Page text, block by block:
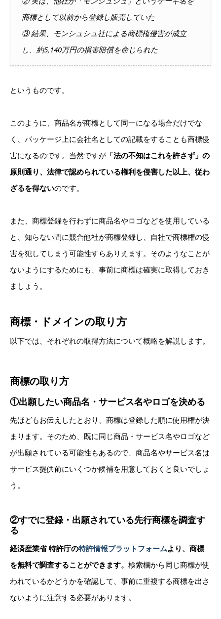
商標として以前から登録し販売していた
③ 結果、モンシュシュ社による商標権侵害が成立
し、約5,140万円の損害賠償を命じられた
というものです。
このように、商品名が商標として同一になる場合だけでな
く、パッケージ上に会社名としての記載をすることも商標侵
害になるのです。当然ですが 「法の不知はこれを許さず」の
原則通り、法律で認められている権利を侵害した以上、従わ
ざるを得ないのです。
また、商標登録を行わずに商品名やロゴなどを使用している
と、知らない間に競合他社が商標登録し、自社で商標権の侵
害を犯してしまう可能性すらありえます。そのようなことが
ないようにするためにも、事前に商標は確実に取得しておき
ましょう。
商標・ドメインの取り方
以下では、それぞれの取得方法について概略を解説します。
商標の取り方
①出願したい商品名・サービス名やロゴを決める
先ほどもお伝えしたとおり、商標は登録した順に使用権が決
まります。そのため、既に同じ商品・サービス名やロゴなど
が出願されている可能性もあるので、商品名やサービス名は
サービス提供前にいくつか候補を用意しておくと良いでしょ
う。
②すでに登録・出願されている先行商標を調査す
る
経済産業省 特許庁の特許情報プラットフォームより、商標
を無料で調査することができます。 検索欄から同じ商標が使
われているかどうかを確認して、事前に重複する商標を出さ
ないように注意する必要があります。